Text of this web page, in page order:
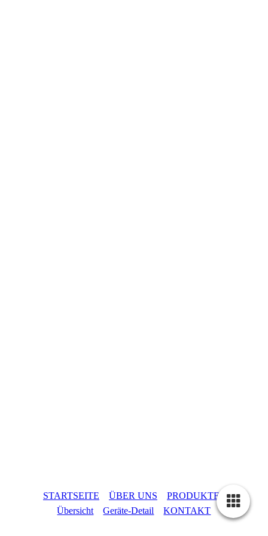
STARTSEITE ÜBER UNS
PRODUKTE -
Übersicht
Geräte-Detail KONTAKT